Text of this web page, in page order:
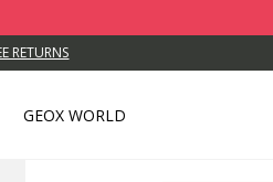
RETURNS
GEOX WORLD